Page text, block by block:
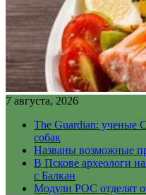
7 августа, 2026
The Guardian: ученые
собак
Названы возможные
В Пскове археологи
с Балкан
Модули РОС отделят